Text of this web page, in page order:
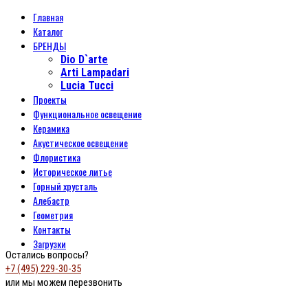
Главная
Каталог
БРЕНДЫ
Dio D`arte
Arti Lampadari
Lucia Tucci
Проекты
Функциональное освещение
Керамика
Акустическое освещение
Флористика
Историческое литье
Горный хрусталь
Алебастр
Геометрия
Контакты
Загрузки
Остались вопросы?
+7 (495) 229-30-35
или мы можем перезвонить